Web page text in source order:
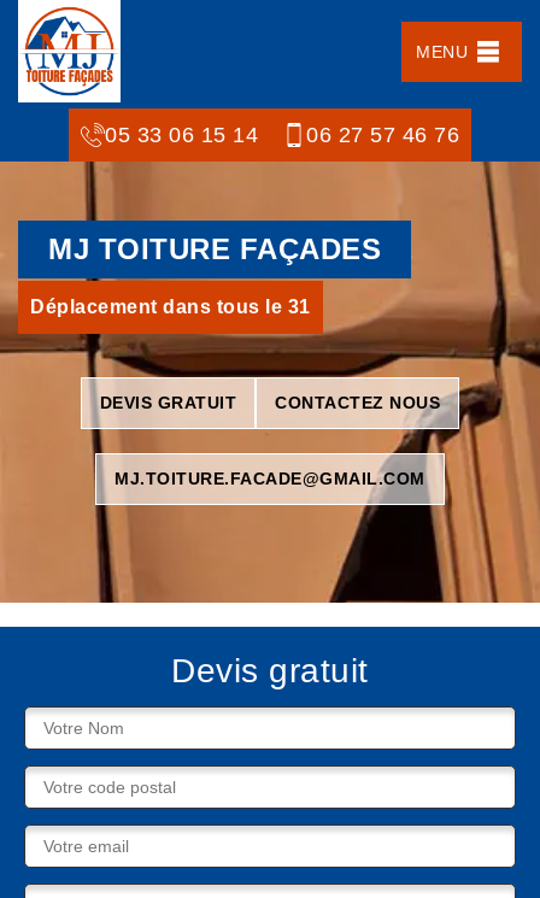
MENU
05 33 06 15 14 06 27 57 46 76
MJ TOITURE FAÇADES
Déplacement dans tous le 31
DEVIS GRATUIT CONTACTEZ NOUS
MJ.TOITURE.FACADE@GMAIL.COM
Devis gratuit